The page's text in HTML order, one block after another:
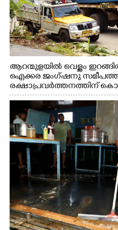
ആറന്മുളയിൽ വെള്ളം
ഐക്കര ജംഗ്ഷനു
രക്ഷാപ്രവർത്തനത്തിന്
ബോട്ടുകൾ